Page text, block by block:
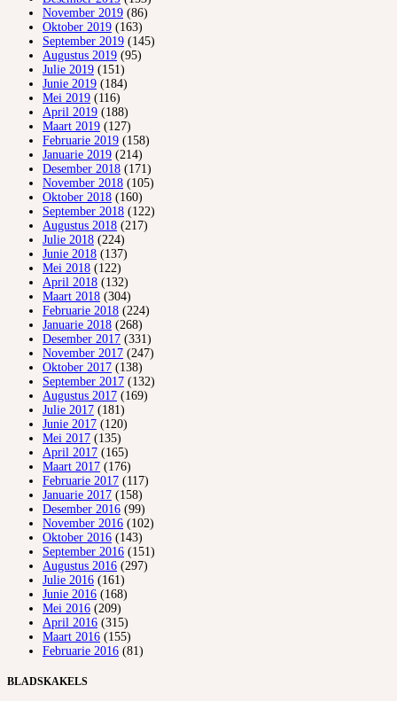
November 2019 (86)
Oktober 2019 (163)
September 2019 (145)
Augustus 2019 (95)
Julie 2019 (151)
Junie 2019 (184)
Mei 2019 (116)
April 2019 (188)
Maart 2019 (127)
Februarie 2019 (158)
Januarie 2019 (214)
Desember 2018 (171)
November 2018 (105)
Oktober 2018 (160)
September 2018 (122)
Augustus 2018 (217)
Julie 2018 (224)
Junie 2018 (137)
Mei 2018 (122)
April 2018 (132)
Maart 2018 (304)
Februarie 2018 (224)
Januarie 2018 (268)
Desember 2017 (331)
November 2017 (247)
Oktober 2017 (138)
September 2017 (132)
Augustus 2017 (169)
Julie 2017 (181)
Junie 2017 (120)
Mei 2017 (135)
April 2017 (165)
Maart 2017 (176)
Februarie 2017 (117)
Januarie 2017 (158)
Desember 2016 (99)
November 2016 (102)
Oktober 2016 (143)
September 2016 (151)
Augustus 2016 (297)
Julie 2016 (161)
Junie 2016 (168)
Mei 2016 (209)
April 2016 (315)
Maart 2016 (155)
Februarie 2016 (81)
BLADSKAKELS